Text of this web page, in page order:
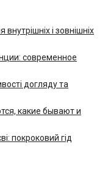
і зовнішніх
современное
догляду та
какие бывают и
покроковий гід